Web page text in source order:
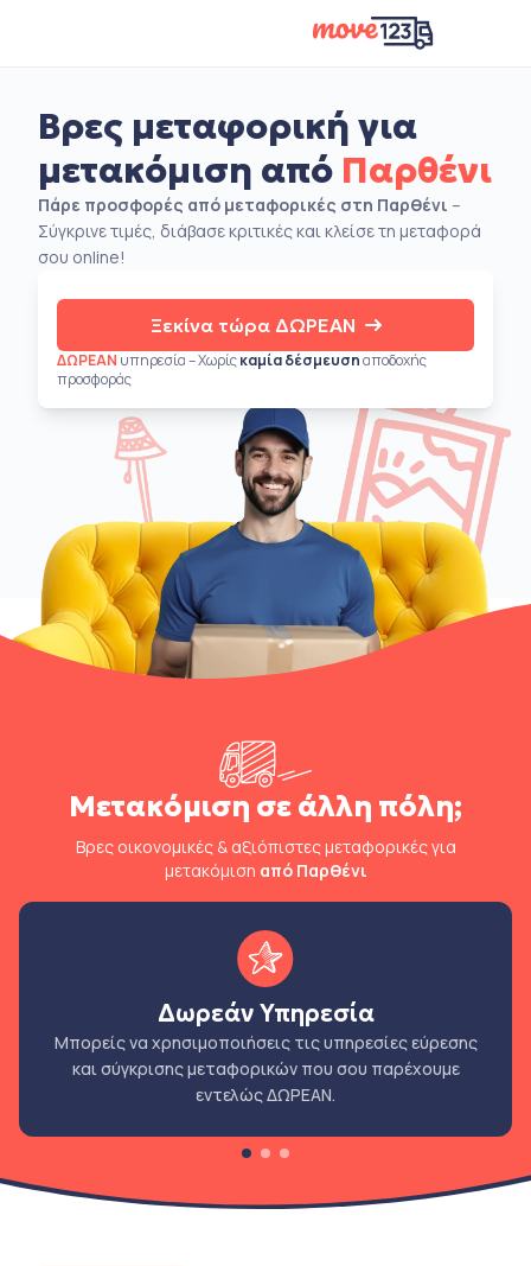
Βρες μεταφορική για
μετακόμιση από Παρθένι
Πάρε προσφορές από μεταφορικές στη Παρθένι –
Σύγκρινε τιμές, διάβασε κριτικές και κλείσε τη μεταφορά
σου online!
Ξεκίνα τώρα ΔΩΡΕΑΝ
ΔΩΡΕΑΝ υπηρεσία – Χωρίςκαμία δέσμευσηαποδοχής
προσφοράς
Μετακόμιση σε άλλη πόλη;
Βρες οικονομικές & αξιόπιστες μεταφορικές για
μετακόμιση από Παρθένι
Δωρεάν Υπηρεσία
Μπορείς να χρησιμοποιήσεις τις υπηρεσίες εύρεσης
και σύγκρισης μεταφορικών που σου παρέχουμε
εντελώς ΔΩΡΕΑΝ.